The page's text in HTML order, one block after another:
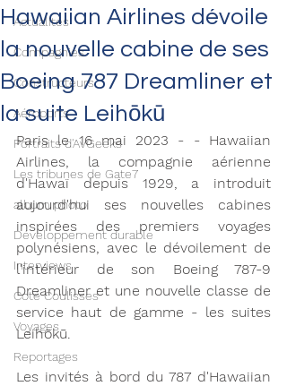
Actualités
Compagnies
Constructeurs
Aéroports
Portraits d'AvGeeks
Les tribunes de Gate7
album photo
Développement durable
Interviews
Coté Coulisses
Voyages
Reportages
Hawaiian Airlines dévoile
la nouvelle cabine de ses
Boeing 787 Dreamliner et
la suite Leihōkū
Paris le 16 mai 2023 - - Hawaiian
Airlines, la compagnie aérienne
d'Hawaï depuis 1929, a introduit
aujourd'hui ses nouvelles cabines
inspirées des premiers voyages
polynésiens, avec le dévoilement de
l'intérieur de son Boeing 787-9
Dreamliner et une nouvelle classe de
service haut de gamme - les suites
Leihōkū.
Les invités à bord du 787 d'Hawaiian